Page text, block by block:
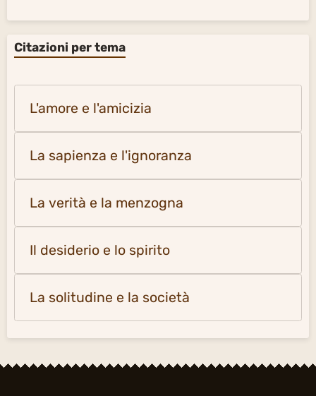
Citazioni per tema
L'amore e l'amicizia
La sapienza e l'ignoranza
La verità e la menzogna
Il desiderio e lo spirito
La solitudine e la società